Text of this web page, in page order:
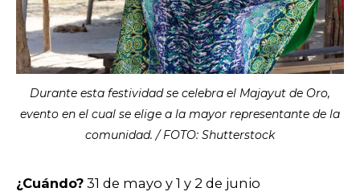
Durante esta festividad se celebra el Majayut de Oro,
evento en el cual se elige a la mayor representante de la
comunidad. / FOTO: Shutterstock
¿Cuándo? 31 de mayo y 1 y 2 de junio